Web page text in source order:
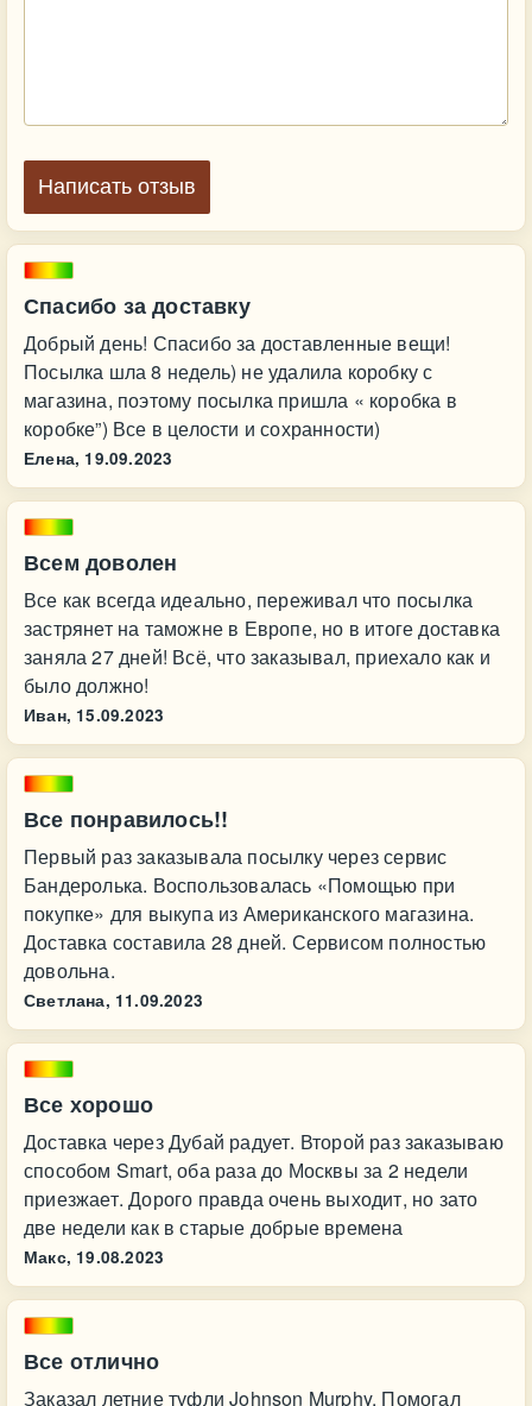
Спасибо за доставку
Добрый день! Спасибо за доставленные вещи!
Посылка шла 8 недель) не удалила коробку с
магазина, поэтому посылка пришла « коробка в
коробке”) Все в целости и сохранности)
Елена, 19.09.2023
Всем доволен
Все как всегда идеально, переживал что посылка
застрянет на таможне в Европе, но в итоге доставка
заняла 27 дней! Всё, что заказывал, приехало как и
было должно!
Иван, 15.09.2023
Все понравилось!!
Первый раз заказывала посылку через сервис
Бандеролька. Воспользовалась «Помощью при
покупке» для выкупа из Американского магазина.
Доставка составила 28 дней. Сервисом полностью
довольна.
Светлана, 11.09.2023
Все хорошо
Доставка через Дубай радует. Второй раз заказываю
способом Smart, оба раза до Москвы за 2 недели
приезжает. Дорого правда очень выходит, но зато
две недели как в старые добрые времена
Макс, 19.08.2023
Все отлично
Заказал летние туфли Johnson Murphy. Помогал
Написать отзыв